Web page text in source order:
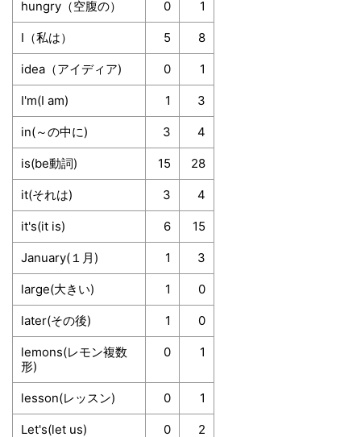
hungry（空腹の） 0 1
I（私は） 5 8
idea（アイディア) 0 1
I'm(I am) 1 3
in(～の中に) 3 4
is(be動詞) 15 28
it(それは) 3 4
it's(it is) 6 15
January(１月) 1 3
large(大きい) 1 0
later(その後) 1 0
lemons(レモン複数
形)
0 1
lesson(レッスン) 0 1
Let's(let us) 0 2